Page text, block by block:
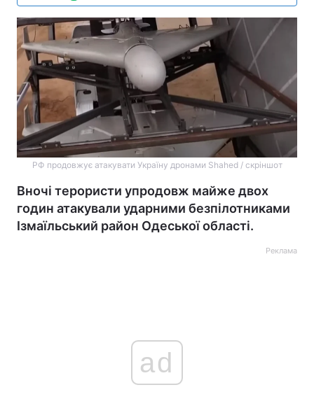
РФ продовжує атакувати Україну дронами Shahed / скріншот
Вночі терористи упродовж майже двох
годин атакували ударними безпілотниками
Ізмаїльський район Одеської області.
Реклама
ad